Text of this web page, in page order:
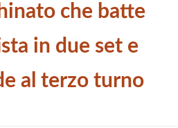
che batte
in due set e
al terzo turno